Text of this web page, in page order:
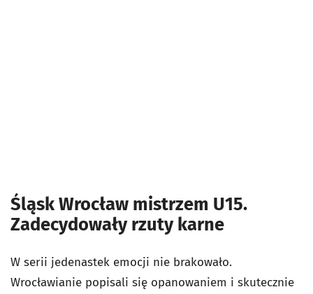
Śląsk Wrocław mistrzem U15.
Zadecydowały rzuty karne
W serii jedenastek emocji nie brakowało.
Wrocławianie popisali się opanowaniem i skutecznie